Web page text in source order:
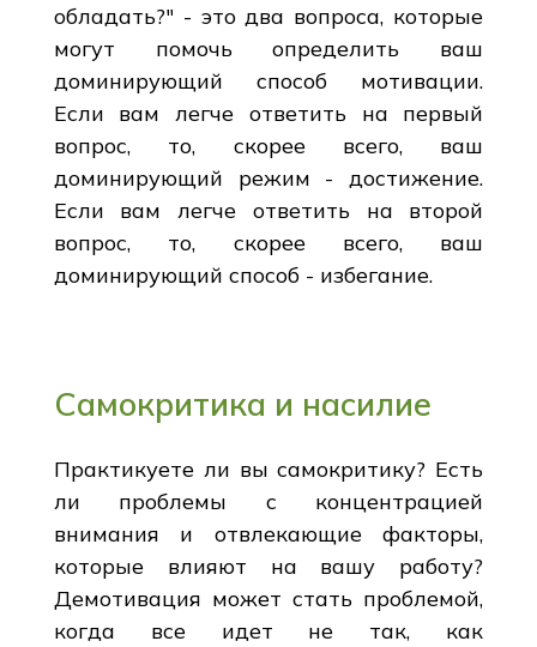
обладать?" - это два вопроса, которые
могут помочь определить ваш
доминирующий способ мотивации.
Если вам легче ответить на первый
вопрос, то, скорее всего, ваш
доминирующий режим - достижение.
Если вам легче ответить на второй
вопрос, то, скорее всего, ваш
доминирующий способ - избегание.
Самокритика и насилие
Практикуете ли вы самокритику? Есть
ли проблемы с концентрацией
внимания и отвлекающие факторы,
которые влияют на вашу работу?
Демотивация может стать проблемой,
когда все идет не так, как